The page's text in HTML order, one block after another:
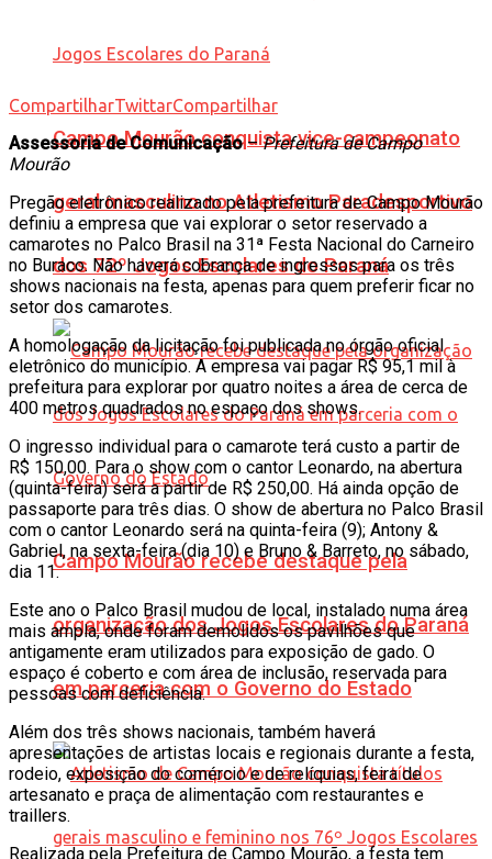
Campo Mourão conquista vice-campeonato
geral masculino no Atletismo Paradesportivo
dos 72º Jogos Escolares do Paraná
Campo Mourão recebe destaque pela
organização dos Jogos Escolares do Paraná
em parceria com o Governo do Estado
CompartilharTwittarCompartilhar
Assessoria de Comunicação–Prefeitura de Campo
Mourão
Pregão eletrônico realizado pela prefeitura de Campo Mourão
definiu a empresa que vai explorar o setor reservado a
camarotes no Palco Brasil na 31ª Festa Nacional do Carneiro
no Buraco. Não haverá cobrança de ingressos para os três
shows nacionais na festa, apenas para quem preferir ficar no
setor dos camarotes.
A homologação da licitação foi publicada no órgão oficial
eletrônico do município. A empresa vai pagar R$ 95,1 mil à
prefeitura para explorar por quatro noites a área de cerca de
400 metros quadrados no espaço dos shows.
O ingresso individual para o camarote terá custo a partir de
R$ 150,00. Para o show com o cantor Leonardo, na abertura
(quinta-feira) será a partir de R$ 250,00. Há ainda opção de
passaporte para três dias. O show de abertura no Palco Brasil
com o cantor Leonardo será na quinta-feira (9); Antony &
Gabriel, na sexta-feira (dia 10) e Bruno & Barreto, no sábado,
dia 11.
Este ano o Palco Brasil mudou de local, instalado numa área
mais ampla, onde foram demolidos os pavilhões que
antigamente eram utilizados para exposição de gado. O
espaço é coberto e com área de inclusão, reservada para
pessoas com deficiência.
Além dos três shows nacionais, também haverá
apresentações de artistas locais e regionais durante a festa,
rodeio, exposição do comércio e de relíquias, feira de
artesanato e praça de alimentação com restaurantes e
traillers.
Realizada pela Prefeitura de Campo Mourão, a festa tem